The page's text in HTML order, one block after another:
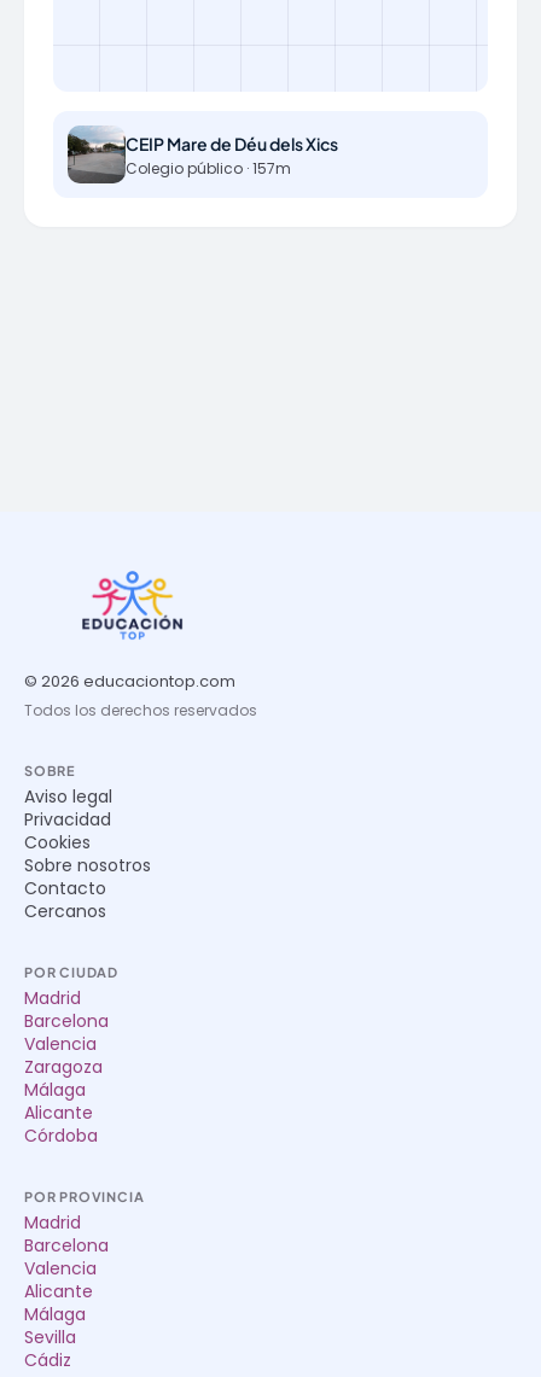
CEIP Mare de Déu dels Xics
Colegio público · 157m
© 2026 educaciontop.com
Todos los derechos reservados
SOBRE
Aviso legal
Privacidad
Cookies
Sobre nosotros
Contacto
Cercanos
POR CIUDAD
Madrid
Barcelona
Valencia
Zaragoza
Málaga
Alicante
Córdoba
POR PROVINCIA
Madrid
Barcelona
Valencia
Alicante
Málaga
Sevilla
Cádiz